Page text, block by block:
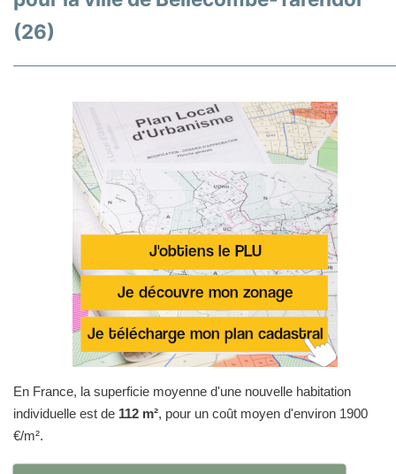
(26)
En France, la superficie moyenne d'une nouvelle habitation
individuelle est de 112 m², pour un coût moyen d'environ 1900
€/m².